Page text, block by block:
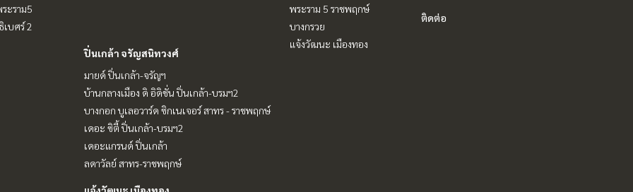
ะราม5
บศร์ 2
ปิ่นเกล้า จรัญสนิทวงศ์
มายด์ ปิ่นเกล้า-จรัญฯ
บ้านกลางเมือง ดิ อิดิชั่น ปิ่นเกล้า-บรมฯ2
บางกอก บูเลอวาร์ด ซิกเนเจอร์ สาทร - ราชพฤกษ์
เดอะ ซิตี้ ปิ่นเกล้า-บรมฯ2
เดอะแกรนด์ ปิ่นเกล้า
ลดาวัลย์ สาทร-ราชพฤกษ์
พระราม 5 ราชพฤกษ์
บางกรวย
แจ้งวัฒนะ เมืองทอง
ติดต่อ